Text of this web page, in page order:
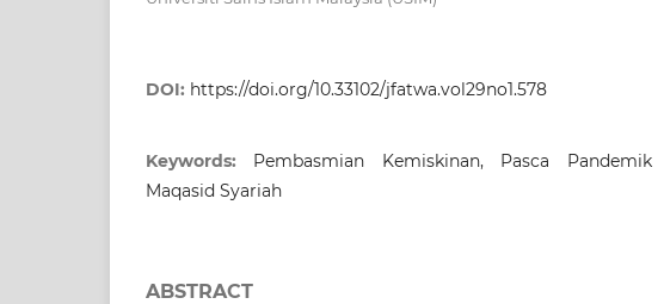
DOI: https://doi.org/10.33102/jfatwa.vol29no1.578
Keywords: Pembasmian Kemiskinan, Pasca Pandemik
Maqasid Syariah
ABSTRACT